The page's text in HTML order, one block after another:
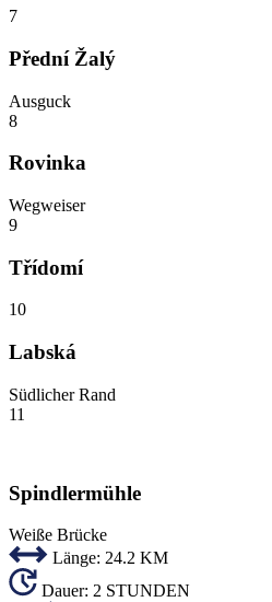
7
Přední Žalý
Ausguck
8
Rovinka
Wegweiser
9
Třídomí
10
Labská
Südlicher Rand
11
Spindlermühle
Weiße Brücke
Länge: 24.2 KM
Dauer: 2 STUNDEN